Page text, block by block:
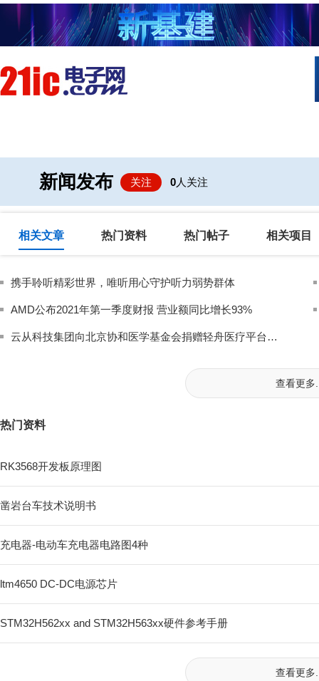
新闻发布 关注 0人关注
相关文章 热门资料 热门帖子 相关项目
携手聆听精彩世界，唯听用心守护听力弱势群体
AMD公布2021年第一季度财报 营业额同比增长93%
云从科技集团向北京协和医学基金会捐赠轻舟医疗平台及相关服务
查看更多
热门资料
RK3568开发板原理图
凿岩台车技术说明书
充电器-电动车充电器电路图4种
ltm4650 DC-DC电源芯片
STM32H562xx and STM32H563xx硬件参考手册
查看更多